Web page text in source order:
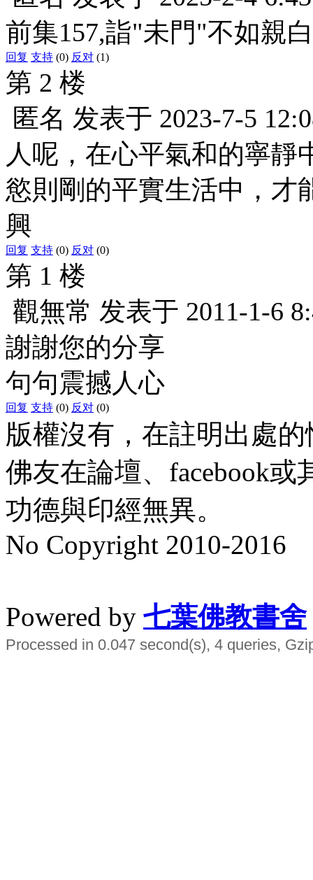
前集157,詣"未門"不如親
回复 支持 (0) 反对 (1)
第 2 楼
匿名 发表于 2023-7-5
人呢，在心平氣和的寧靜
慾則剛的平實生活中，才
興
回复 支持 (0) 反对 (0)
第 1 楼
觀無常 发表于 2011-1-6
謝謝您的分享
句句震撼人心
回复 支持 (0) 反对 (0)
版權沒有，在註明出處
佛友在論壇、facebook
功德與印經無異。
No Copyright 2010-2016
Powered by 七葉佛教書舍
Processed in 0.047 second(s), 4 queries,